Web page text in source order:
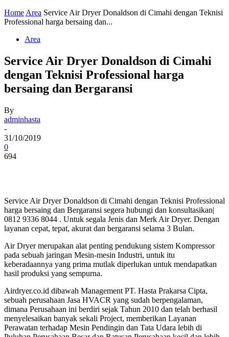
Home Area Service Air Dryer Donaldson di Cimahi dengan Teknisi
Professional harga bersaing dan...
Area
Service Air Dryer Donaldson di Cimahi
dengan Teknisi Professional harga
bersaing dan Bergaransi
By
adminhasta
-
31/10/2019
0
694
Service Air Dryer Donaldson di Cimahi dengan Teknisi Professional
harga bersaing dan Bergaransi segera hubungi dan konsultasikan|
0812 9336 8044 . Untuk segala Jenis dan Merk Air Dryer. Dengan
layanan cepat, tepat, akurat dan bergaransi selama 3 Bulan.
Air Dryer merupakan alat penting pendukung sistem Kompressor
pada sebuah jaringan Mesin-mesin Industri, untuk itu
keberadaannya yang prima mutlak diperlukan untuk mendapatkan
hasil produksi yang sempurna.
Airdryer.co.id dibawah Management PT. Hasta Prakarsa Cipta,
sebuah perusahaan Jasa HVACR yang sudah berpengalaman,
dimana Perusahaan ini berdiri sejak Tahun 2010 dan telah berhasil
menyelesaikan banyak sekali Project, memberikan Layanan
Perawatan terhadap Mesin Pendingin dan Tata Udara lebih di